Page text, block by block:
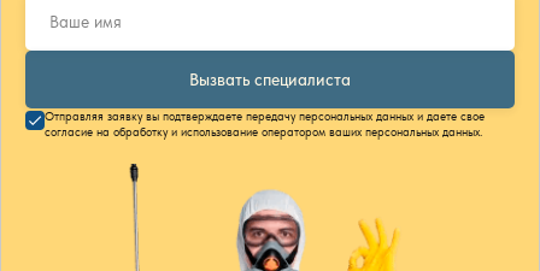
Вызвать специалиста
Отправляя заявку вы подтверждаете передачу персональных данных и даете свое
согласие на обработку и использование оператором ваших персональных данных.